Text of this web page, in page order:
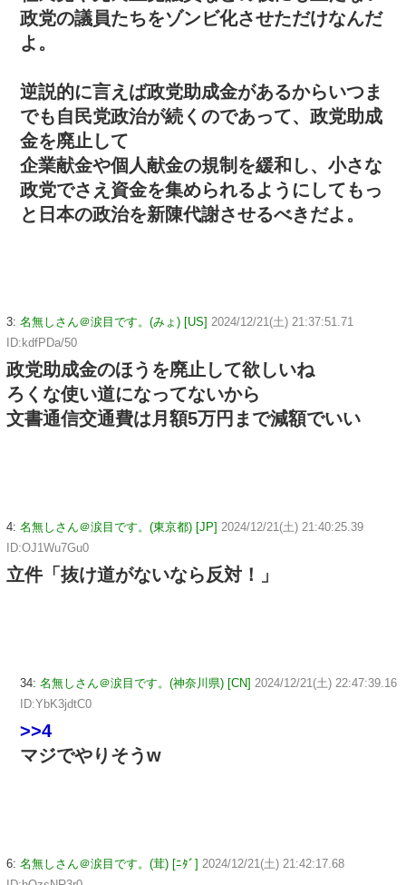
政党の議員たちをゾンビ化させただけなんだ
よ。
逆説的に言えば政党助成金があるからいつま
でも自民党政治が続くのであって、政党助成
金を廃止して
企業献金や個人献金の規制を緩和し、小さな
政党でさえ資金を集められるようにしてもっ
と日本の政治を新陳代謝させるべきだよ。
3: 名無しさん＠涙目です。(みょ) [US] 2024/12/21(土) 21:37:51.71
ID:kdfPDa/50
政党助成金のほうを廃止して欲しいね
ろくな使い道になってないから
文書通信交通費は月額5万円まで減額でいい
4: 名無しさん＠涙目です。(東京都) [JP] 2024/12/21(土) 21:40:25.39
ID:OJ1Wu7Gu0
立件「抜け道がないなら反対！」
34: 名無しさん＠涙目です。(神奈川県) [CN] 2024/12/21(土) 22:47:39.16
ID:YbK3jdtC0
>>4
マジでやりそうw
6: 名無しさん＠涙目です。(茸) [ﾆﾀﾞ] 2024/12/21(土) 21:42:17.68